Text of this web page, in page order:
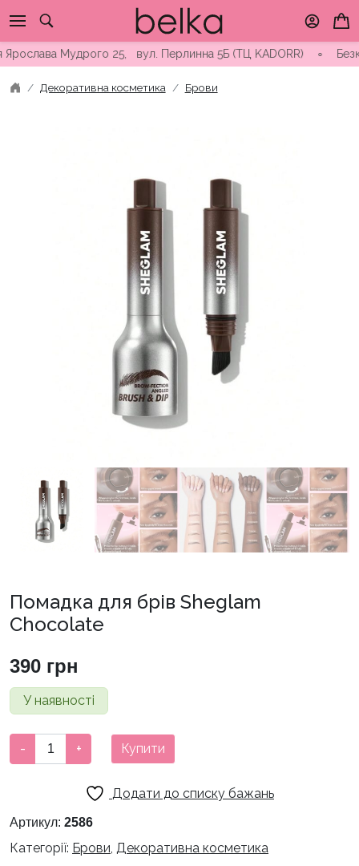
to
contentМудрого 25, вул. Перлинна 5Б (ТЦ KADORR) ∘
Декоративна косметика Брови
Помадка для брів Sheglam
Chocolate
390 грн
У наявності
Помадка
для
Chocolate
- + Купити
Додати до списку бажань
Артикул: 2586
Категорії: Брови, Декоративна косметика